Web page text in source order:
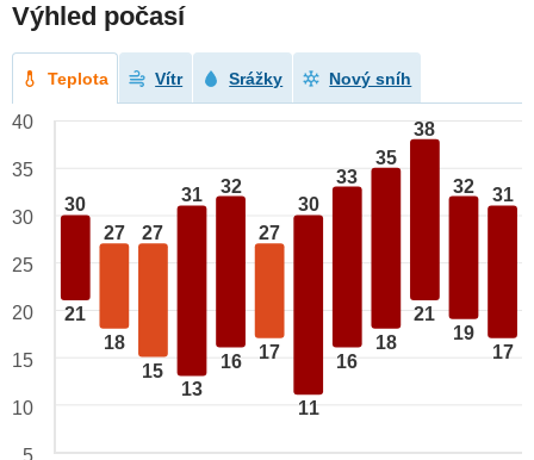
Výhled počasí
Teplota Vítr Srážky Nový sníh
30
21
27
18
27
15
31
13
32
16
27
17
30
11
33
16
35
18
38
21
32
19
31
17
40
35
30
25
20
15
10